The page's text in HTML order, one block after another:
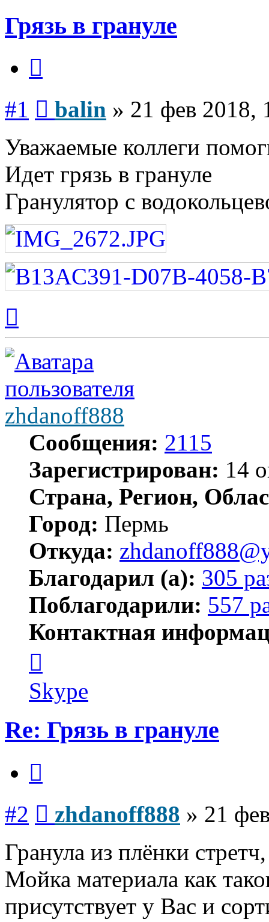
Грязь в грануле
#1 balin » 21 фев 2018,
Уважаемые коллеги
Идет грязь в грануле
Гранулятор с
началу
zhdanoff888
Сообщения: 2115
Зарегистрирован: 14
Страна, Регион,
Город: Пермь
Откуда:
Благодарил (а): 305
Поблагодарили: 557
Контактная
пользователя
zhdanoff888
Skype
Re: Грязь в грануле
#2 zhdanoff888 » 21
Гранула из плёнки
Мойка материала как
присутствует у Вас и